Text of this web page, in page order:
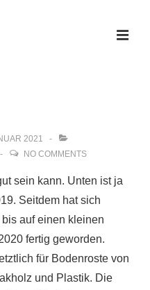
2021
NO COMMENTS
sein kann. Unten ist ja
Seitdem hat sich
auf einen kleinen
fertig geworden.
für Bodenroste von
und Plastik. Die